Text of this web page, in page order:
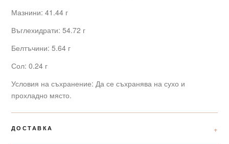
Мазнини: 41.44 г
Въглехидрати: 54.72 г
Белтъчини: 5.64 г
Сол: 0.24 г
Условия на съхранение: Да се съхранява на сухо и
прохладно място.
ДОСТАВКА